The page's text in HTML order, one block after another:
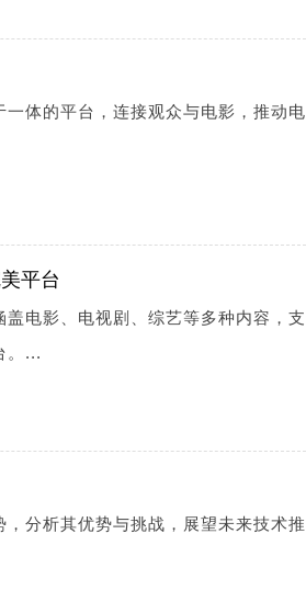
体的平台，连接观众与电影，推动电
平台
电影、电视剧、综艺等多种内容，支
。...
分析其优势与挑战，展望未来技术推